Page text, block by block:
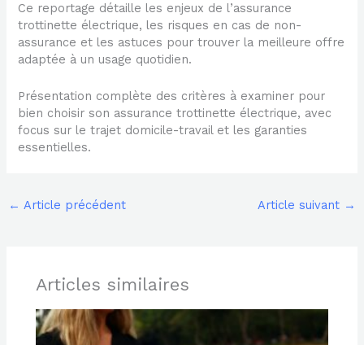
Ce reportage détaille les enjeux de l’assurance
trottinette électrique, les risques en cas de non-
assurance et les astuces pour trouver la meilleure offre
adaptée à un usage quotidien.
Présentation complète des critères à examiner pour
bien choisir son assurance trottinette électrique, avec
focus sur le trajet domicile-travail et les garanties
essentielles.
← Article précédent Article suivant →
Articles similaires